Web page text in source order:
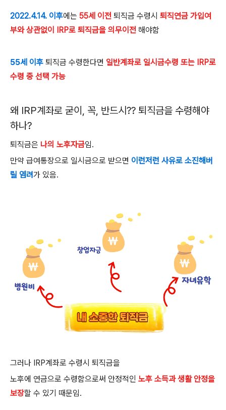
2022.4.14. 이후에는 55세 이전 퇴직금 수령시 퇴직연금 가입여
부와 상관없이 IRP로 퇴직금을 의무이전 해야함
55세 이후 퇴직금 수령한다면 일반계좌로 일시금수령 또는 IRP로
수령 중 선택 가능
왜 IRP계좌로 굳이, 꼭, 반드시?? 퇴직금을 수령해야
하나?
퇴직금은 나의 노후자금임.
만약 급여통장으로 일시금으로 받으면 이런저런 사유로 소진해버
릴 염려가 있음.
그러나 IRP계좌로 수령시 퇴직금을
노후에 연금으로 수령함으로써 안정적인 노후 소득과 생활 안정을
보장할 수 있기 때문임.